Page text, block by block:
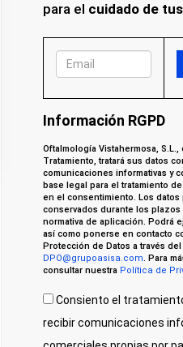
para el cuidado de
Información RGPD
Oftalmología Vistahermosa,
Tratamiento, tratará sus datos
comunicaciones informativas y
base legal para el tratamiento
en el consentimiento. Los datos
conservados durante los plazos
normativa de aplicación. Podrá
así como ponerse en contacto
Protección de Datos a través
DPO@grupoasisa.com. Para
consultar nuestra Política de
Consiento el
recibir comunicaciones